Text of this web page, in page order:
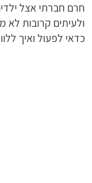
חרם חברתי אצל
ולעיתים קרובות לא
כדאי לפעול ואיך